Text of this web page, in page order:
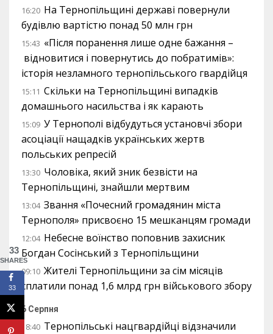
16:20 На Тернопільщині державі повернули
будівлю вартістю понад 50 млн грн
15:43 «Після поранення лише одне бажання –
відновитися і повернутись до побратимів»:
історія незламного тернопільського гвардійця
15:11 Скільки на Тернопільщині випадків
домашнього насильства і як карають
15:09 У Тернополі відбудуться установчі збори
асоціації нащадків українських жертв
польських репресій
13:30 Чоловіка, який зник безвісти на
Тернопільщині, знайшли мертвим
13:04 Звання «Почесний громадянин міста
Тернополя» присвоєно 15 мешканцям громади
12:04 Небесне воїнство поповнив захисник
Богдан Сосінський з Тернопільщини
09:10 Жителі Тернопільщини за сім місяців
сплатили понад 1,6 млрд грн військового збору
6 Серпня
18:40 Тернопільські нацгвардійці відзначили
33
SHARES
33